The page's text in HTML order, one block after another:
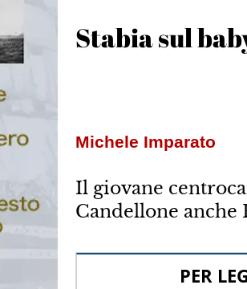
Stabia sul
Michele Imparato
Il giovane
Candellone anche
PER